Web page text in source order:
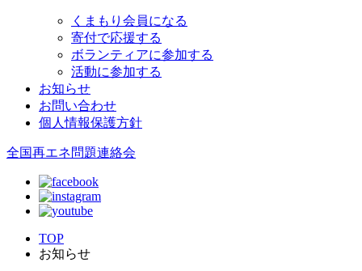
くまもり会員になる
寄付で応援する
ボランティアに参加する
活動に参加する
お知らせ
お問い合わせ
個人情報保護方針
全国再エネ問題連絡会
TOP
お知らせ